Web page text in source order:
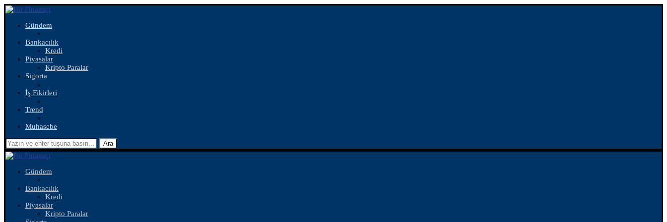
Gündem
Bankacılık
Kredi
Piyasalar
Kripto Paralar
Sigorta
İş Fikirleri
Trend
Muhasebe
Ara
Gündem
Bankacılık
Kredi
Piyasalar
Kripto Paralar